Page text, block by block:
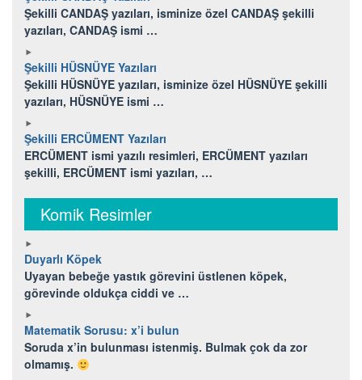
Şekilli CANDAŞ yazıları, isminize özel CANDAŞ şekilli
yazıları, CANDAŞ ismi …
Şekilli HÜSNÜYE Yazıları
Şekilli HÜSNÜYE yazıları, isminize özel HÜSNÜYE şekilli
yazıları, HÜSNÜYE ismi …
Şekilli ERCÜMENT Yazıları
ERCÜMENT ismi yazılı resimleri, ERCÜMENT yazıları
şekilli, ERCÜMENT ismi yazıları, …
Komik Resimler
Duyarlı Köpek
Uyayan bebeğe yastık görevini üstlenen köpek,
görevinde oldukça ciddi ve …
Matematik Sorusu: x’i bulun
Soruda x’in bulunması istenmiş. Bulmak çok da zor
olmamış.